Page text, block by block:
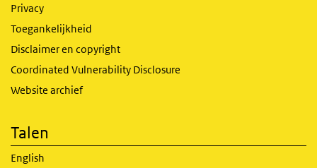
Privacy
Toegankelijkheid
Disclaimer en copyright
Coordinated Vulnerability Disclosure
Website archief
Talen
English